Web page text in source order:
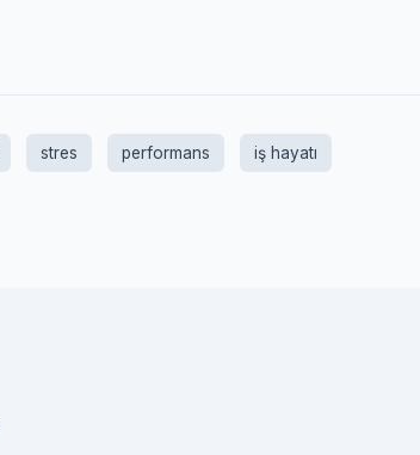
stres performans iş hayatı